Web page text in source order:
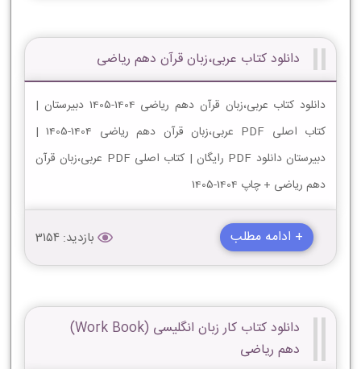
دانلود کتاب عربی،زبان قرآن دهم ریاضی
دانلود کتاب عربی،زبان قرآن دهم ریاضی 1404-1405 دبیرستان |
کتاب اصلی PDF عربی،زبان قرآن دهم ریاضی 1404-1405 |
دبیرستان دانلود PDF رایگان | کتاب اصلی PDF عربی،زبان قرآن
دهم ریاضی + چاپ 1404-1405
+ ادامه مطلب بازدید: 3154
دانلود کتاب کار زبان انگلیسی (Work Book)
دهم ریاضی